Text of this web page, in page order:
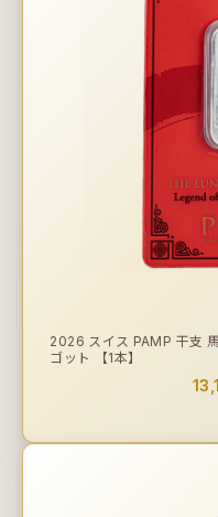
2026 スイス PAMP 干支
ゴット 【1本】